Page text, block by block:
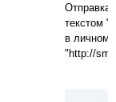
Отправка
текстом
в личном
"http://